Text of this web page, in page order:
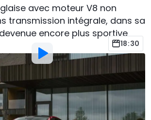
avec moteur V8 non
transmission intégrale, dans sa
encore plus sportive
18:30
Daniele
:Emmanuel Rolland